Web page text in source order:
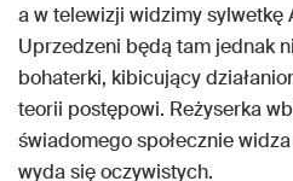
a w telewizji widzimy sylwetkę
Uprzedzeni będą tam jednak
bohaterki, kibicujący
teorii postępowi. Reżyserka
świadomego społecznie
wyda się oczywistych.